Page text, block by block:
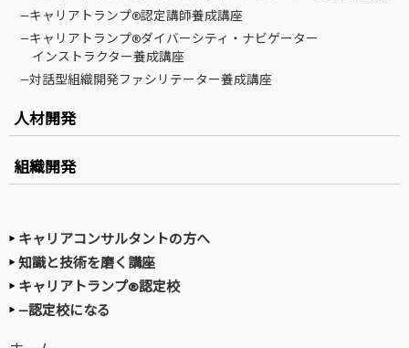
—キャリアトランプ®認定講師養成講座
—キャリアトランプ®ダイバーシティ・ナビゲーター
インストラクター養成講座
—対話型組織開発ファシリテーター養成講座
人材開発
組織開発
キャリアコンサルタントの方へ
知識と技術を磨く講座
キャリアトランプ®認定校
—認定校になる